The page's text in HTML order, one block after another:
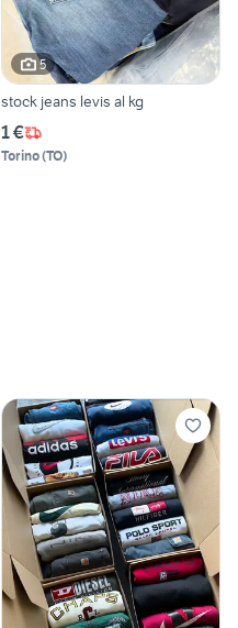
5
stock jeans levis al kg
1 €
Torino(TO)